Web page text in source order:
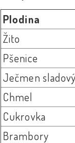
Plodina
Žito
Pšenice
Ječmen sladový
Chmel
Cukrovka
Brambory